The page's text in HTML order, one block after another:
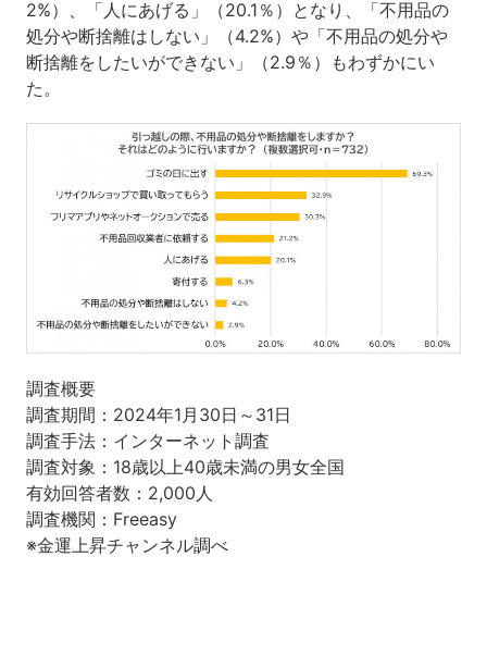
2%）、「人にあげる」（20.1％）となり、「不用品の
処分や断捨離はしない」（4.2%）や「不用品の処分や
断捨離をしたいができない」（2.9％）もわずかにい
た。
調査概要
調査期間：2024年1月30日～31日
調査手法：インターネット調査
調査対象：18歳以上40歳未満の男女全国
有効回答者数：2,000人
調査機関：Freeasy
※金運上昇チャンネル調べ